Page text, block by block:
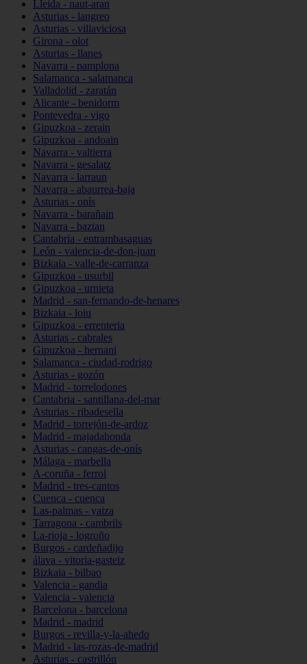
Lleida - naut-aran
Asturias - langreo
Asturias - villaviciosa
Girona - olot
Asturias - llanes
Navarra - pamplona
Salamanca - salamanca
Valladolid - zaratán
Alicante - benidorm
Pontevedra - vigo
Gipuzkoa - zerain
Gipuzkoa - andoain
Navarra - valtierra
Navarra - gesalatz
Navarra - larraun
Navarra - abaurrea-baja
Asturias - onís
Navarra - barañain
Navarra - baztan
Cantabria - entrambasaguas
León - valencia-de-don-juan
Bizkaia - valle-de-carranza
Gipuzkoa - usurbil
Gipuzkoa - urnieta
Madrid - san-fernando-de-henares
Bizkaia - loiu
Gipuzkoa - errenteria
Asturias - cabrales
Gipuzkoa - hernani
Salamanca - ciudad-rodrigo
Asturias - gozón
Madrid - torrelodones
Cantabria - santillana-del-mar
Asturias - ribadesella
Madrid - torrejón-de-ardoz
Madrid - majadahonda
Asturias - cangas-de-onís
Málaga - marbella
A-coruña - ferrol
Madrid - tres-cantos
Cuenca - cuenca
Las-palmas - yaiza
Tarragona - cambrils
La-rioja - logroño
Burgos - cardeñadijo
álava - vitoria-gasteiz
Bizkaia - bilbao
Valencia - gandia
Valencia - valencia
Barcelona - barcelona
Madrid - madrid
Burgos - revilla-y-la-ahedo
Madrid - las-rozas-de-madrid
Asturias - castrillón